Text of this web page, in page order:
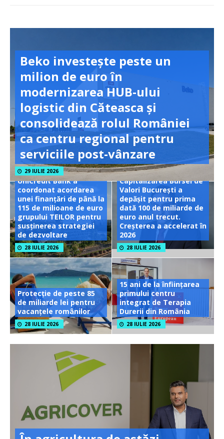
Beko investește peste un
milion de euro în
modernizarea HUB-ului
logistic din Căteasca și
consolidează rolul României
ca centru regional pentru
serviciile post-vânzare
29 IULIE 2026
UniCredit Bank a
coordonat acordarea
unei finanțări de până la
115 de milioane de euro
grupului TEILOR pentru
susținerea strategiei
de dezvoltare
28 IULIE 2026
Capitalizarea Bursei de
Valori București a
depășit pentru prima
dată 100 de miliarde de
euro anul trecut.
Creșterea a accelerat în
2026
28 IULIE 2026
Protecție de peste 85
de miliarde lei pentru
vacanțele românilor
28 IULIE 2026
15 ani de la înființarea
primului centru
integrat de Terapia
Durerii din România
28 IULIE 2026